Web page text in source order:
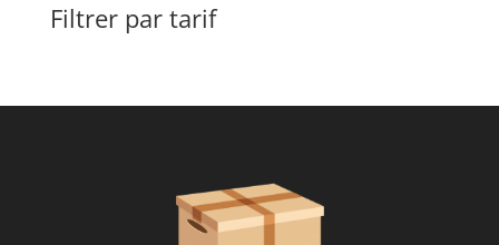
Filtrer par tarif